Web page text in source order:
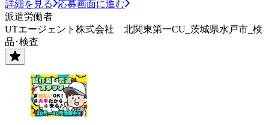
詳細を見る
応募画面に進む
派遣労働者
UTエージェント株式会社 北関東第一CU_茨城県水戸市_検
品･検査